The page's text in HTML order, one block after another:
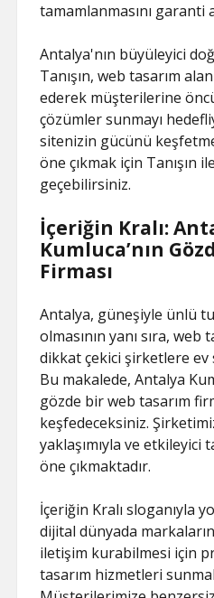
tamamlanmasını garanti
Antalya'nın büyüleyici
Tanışın, web tasarım
ederek müşterilerine
çözümler sunmayı
sitenizin gücünü
öne çıkmak için Tanışın
geçebilirsiniz.
İçeriğin Kralı:
Kumluca’nın
Firması
Antalya, güneşiyle ünlü
olmasının yanı sıra, web
dikkat çekici şirketlere ev
Bu makalede, Antalya
gözde bir web tasarım
keşfedeceksiniz.
yaklaşımıyla ve etkileyici
öne çıkmaktadır.
İçeriğin Kralı sloganıyla
dijital dünyada
iletişim kurabilmesi için
tasarım hizmetleri